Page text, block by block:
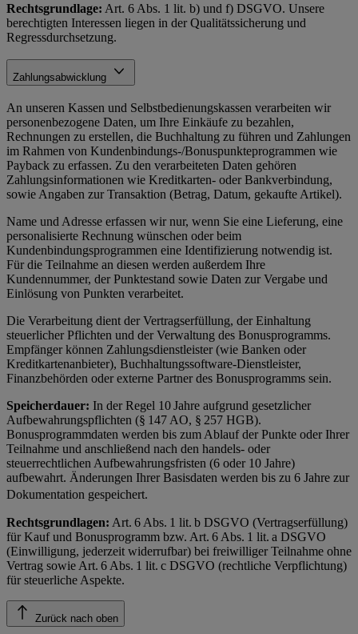
Rechtsgrundlage: Art. 6 Abs. 1 lit. b) und f) DSGVO. Unsere
berechtigten Interessen liegen in der Qualitätssicherung und
Regressdurchsetzung.
Zahlungsabwicklung
An unseren Kassen und Selbstbedienungskassen verarbeiten wir
personenbezogene Daten, um Ihre Einkäufe zu bezahlen,
Rechnungen zu erstellen, die Buchhaltung zu führen und Zahlungen
im Rahmen von Kundenbindungs-/Bonuspunkteprogrammen wie
Payback zu erfassen. Zu den verarbeiteten Daten gehören
Zahlungsinformationen wie Kreditkarten- oder Bankverbindung,
sowie Angaben zur Transaktion (Betrag, Datum, gekaufte Artikel).
Name und Adresse erfassen wir nur, wenn Sie eine Lieferung, eine
personalisierte Rechnung wünschen oder beim
Kundenbindungsprogrammen eine Identifizierung notwendig ist.
Für die Teilnahme an diesen werden außerdem Ihre
Kundennummer, der Punktestand sowie Daten zur Vergabe und
Einlösung von Punkten verarbeitet.
Die Verarbeitung dient der Vertragserfüllung, der Einhaltung
steuerlicher Pflichten und der Verwaltung des Bonusprogramms.
Empfänger können Zahlungsdienstleister (wie Banken oder
Kreditkartenanbieter), Buchhaltungssoftware-Dienstleister,
Finanzbehörden oder externe Partner des Bonusprogramms sein.
Speicherdauer: In der Regel 10 Jahre aufgrund gesetzlicher
Aufbewahrungspflichten (§ 147 AO, § 257 HGB).
Bonusprogrammdaten werden bis zum Ablauf der Punkte oder Ihrer
Teilnahme und anschließend nach den handels- oder
steuerrechtlichen Aufbewahrungsfristen (6 oder 10 Jahre)
aufbewahrt. Änderungen Ihrer Basisdaten werden bis zu 6 Jahre zur
Dokumentation gespeichert.
Rechtsgrundlagen: Art. 6 Abs. 1 lit. b DSGVO (Vertragserfüllung)
für Kauf und Bonusprogramm bzw. Art. 6 Abs. 1 lit. a DSGVO
(Einwilligung, jederzeit widerrufbar) bei freiwilliger Teilnahme ohne
Vertrag sowie Art. 6 Abs. 1 lit. c DSGVO (rechtliche Verpflichtung)
für steuerliche Aspekte.
Zurück nach oben